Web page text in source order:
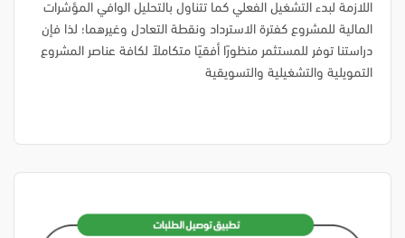
اللازمة لبدء التشغيل الفعلي كما تتناول بالتحليل الوافي المؤشرات
المالية للمشروع كفترة الاسترداد ونقطة التعادل وغيرهما؛ لذا فإن
دراستنا توفر للمستثمر منظورًا أفقيًا متكاملاً لكافة عناصر المشروع
التمويلية والتشغيلية والتسويقية